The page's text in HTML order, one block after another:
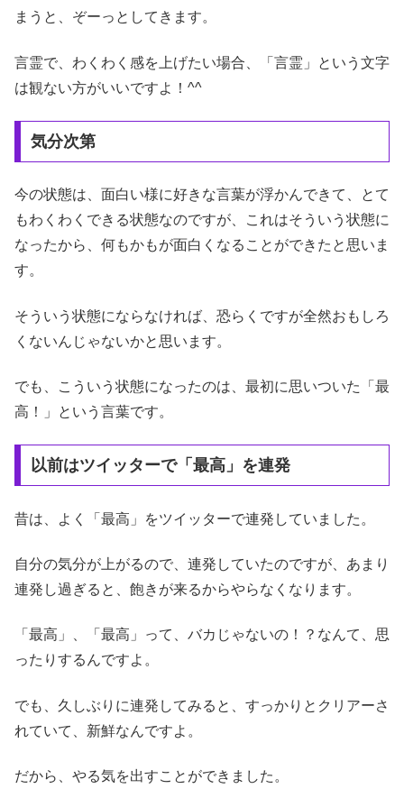
まうと、ぞーっとしてきます。
言霊で、わくわく感を上げたい場合、「言霊」という文字
は観ない方がいいですよ！^^
気分次第
今の状態は、面白い様に好きな言葉が浮かんできて、とて
もわくわくできる状態なのですが、これはそういう状態に
なったから、何もかもが面白くなることができたと思いま
す。
そういう状態にならなければ、恐らくですが全然おもしろ
くないんじゃないかと思います。
でも、こういう状態になったのは、最初に思いついた「最
高！」という言葉です。
以前はツイッターで「最高」を連発
昔は、よく「最高」をツイッターで連発していました。
自分の気分が上がるので、連発していたのですが、あまり
連発し過ぎると、飽きが来るからやらなくなります。
「最高」、「最高」って、バカじゃないの！？なんて、思
ったりするんですよ。
でも、久しぶりに連発してみると、すっかりとクリアーさ
れていて、新鮮なんですよ。
だから、やる気を出すことができました。